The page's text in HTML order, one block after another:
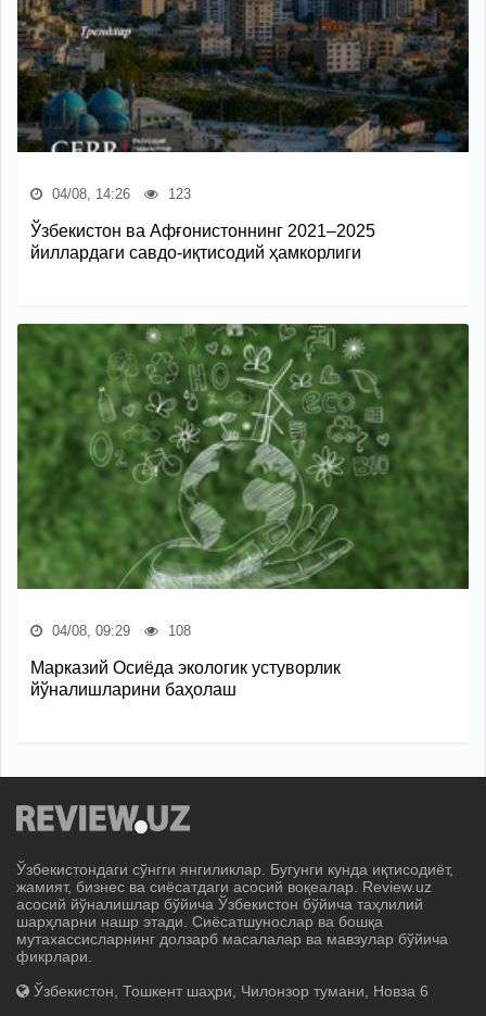
04/08, 14:26 123
Ўзбекистон ва Афғонистоннинг 2021–2025
йиллардаги савдо-иқтисодий ҳамкорлиги
04/08, 09:29 108
Марказий Осиёда экологик устуворлик
йўналишларини баҳолаш
Ўзбекистондаги сўнгги янгиликлар. Бугунги кунда иқтисодиёт,
жамият, бизнес ва сиёсатдаги асосий воқеалар. Review.uz
асосий йўналишлар бўйича Ўзбекистон бўйича таҳлилий
шарҳларни нашр этади. Сиёсатшунослар ва бошқа
мутахассисларнинг долзарб масалалар ва мавзулар бўйича
фикрлари.
Ўзбекистон, Тошкент шаҳри, Чилонзор тумани, Новза 6